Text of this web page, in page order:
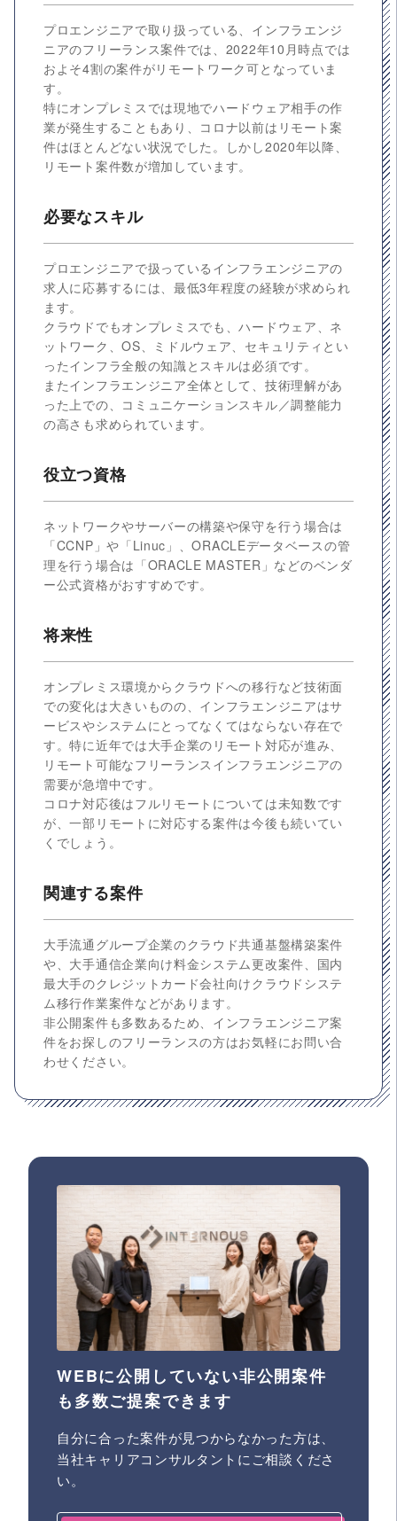
プロエンジニアで取り扱っている、インフラエンジ
ニアのフリーランス案件では、2022年10月時点では
およそ4割の案件がリモートワーク可となっていま
す。
特にオンプレミスでは現地でハードウェア相手の作
業が発生することもあり、コロナ以前はリモート案
件はほとんどない状況でした。しかし2020年以降、
リモート案件数が増加しています。
必要なスキル
プロエンジニアで扱っているインフラエンジニアの
求人に応募するには、最低3年程度の経験が求められ
ます。
クラウドでもオンプレミスでも、ハードウェア、ネ
ットワーク、OS、ミドルウェア、セキュリティとい
ったインフラ全般の知識とスキルは必須です。
またインフラエンジニア全体として、技術理解があ
った上での、コミュニケーションスキル／調整能力
の高さも求められています。
役立つ資格
ネットワークやサーバーの構築や保守を行う場合は
「CCNP」や「Linuc」、ORACLEデータベースの管
理を行う場合は「ORACLE MASTER」などのベンダ
ー公式資格がおすすめです。
将来性
オンプレミス環境からクラウドへの移行など技術面
での変化は大きいものの、インフラエンジニアはサ
ービスやシステムにとってなくてはならない存在で
す。特に近年では大手企業のリモート対応が進み、
リモート可能なフリーランスインフラエンジニアの
需要が急増中です。
コロナ対応後はフルリモートについては未知数です
が、一部リモートに対応する案件は今後も続いてい
くでしょう。
関連する案件
大手流通グループ企業のクラウド共通基盤構築案件
や、大手通信企業向け料金システム更改案件、国内
最大手のクレジットカード会社向けクラウドシステ
ム移行作業案件などがあります。
非公開案件も多数あるため、インフラエンジニア案
件をお探しのフリーランスの方はお気軽にお問い合
わせください。
WEBに公開していない非公開案件
も多数ご提案できます
自分に合った案件が見つからなかった方は、
当社キャリアコンサルタントにご相談くださ
い。